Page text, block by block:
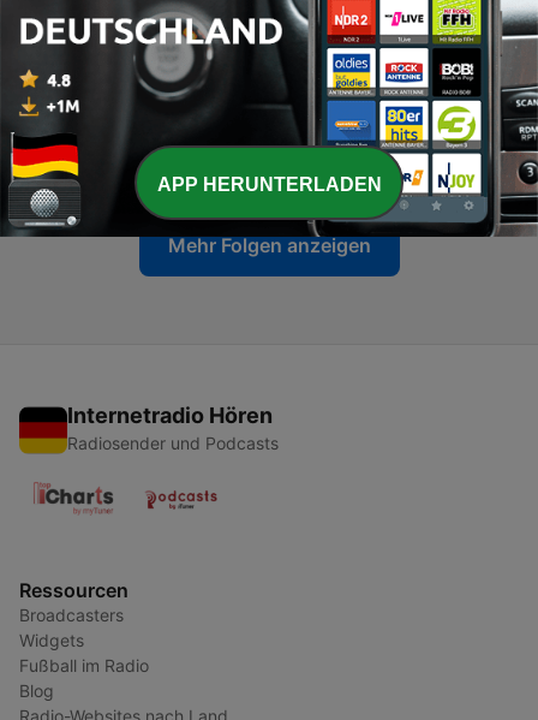
Katja Krasavice x Take Me Späti
21 Jun. 2026
21 - Badmómzjay x Take Me Späti
07 Jun. 2026
Mehr Folgen anzeigen
Internetradio Hören
Radiosender und Podcasts
Ressourcen
Broadcasters
Widgets
Fußball im Radio
Blog
APP HERUNTERLADEN